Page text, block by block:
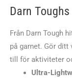
Darn
Från Darn Tough
på garnet. Gör ditt
till för aktiviteter
Ultra-